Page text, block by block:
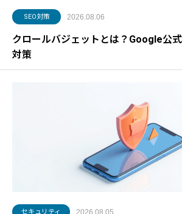
SEO対策 2026.08.06
クロールバジェットとは？Google公
対策
セキュリティ 2026.08.05